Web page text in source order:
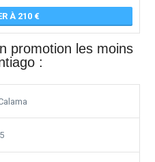
À 210
promotion les moins
: